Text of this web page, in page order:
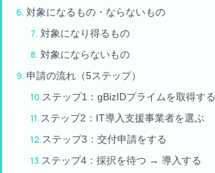
対象になるもの・ならないもの
対象になり得るもの
対象にならないもの
申請の流れ（5ステップ）
ステップ1：gBizIDプライムを取得する
ステップ2：IT導入支援事業者を選ぶ
ステップ3：交付申請をする
ステップ4：採択を待つ → 導入する